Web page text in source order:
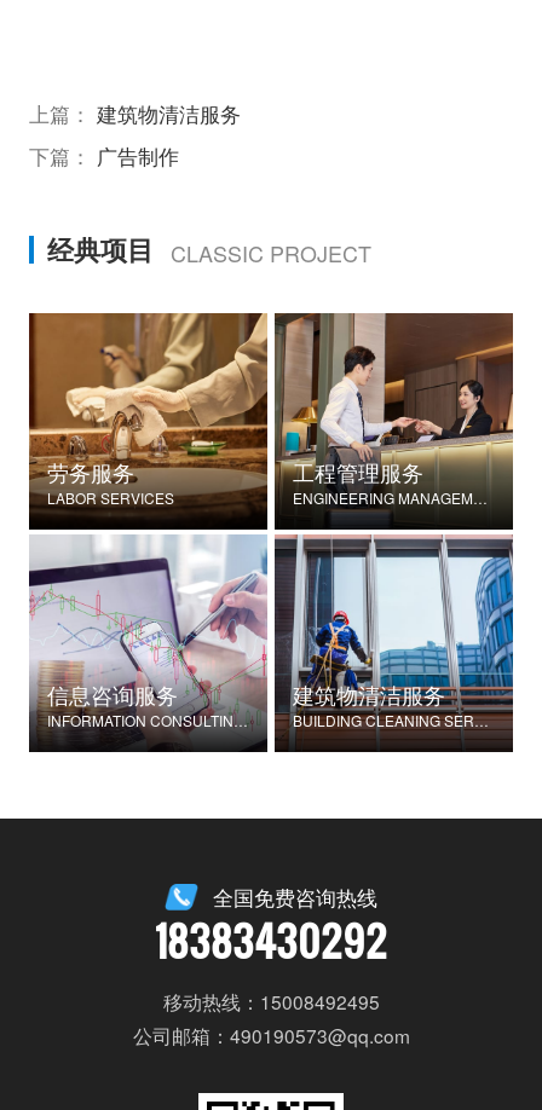
上篇： 建筑物清洁服务
下篇： 广告制作
经典项目 CLASSIC PROJECT
劳务服务
LABOR SERVICES
工程管理服务
ENGINEERING MANAGEMENT SERVICES
信息咨询服务
INFORMATION CONSULTING SERVICES
建筑物清洁服务
BUILDING CLEANING SERVICES
全国免费咨询热线
18383430292
移动热线：15008492495
公司邮箱：490190573@qq.com